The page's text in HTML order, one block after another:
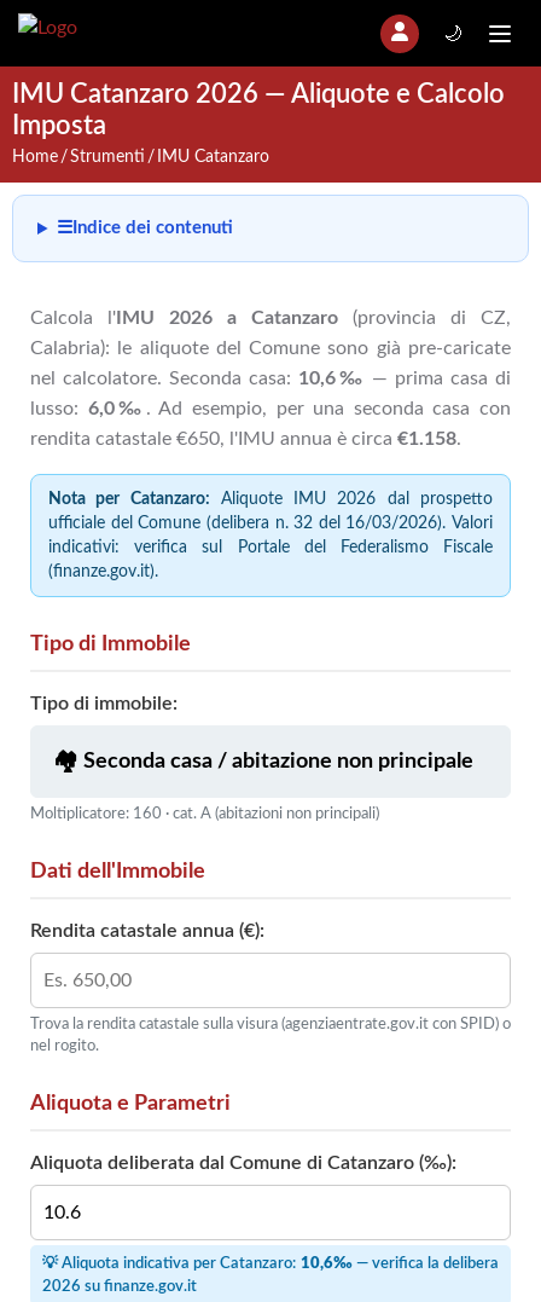
🌙
IMU Catanzaro 2026 — Aliquote e Calcolo
Imposta
Home Strumenti IMU Catanzaro
☰ Indice dei contenuti
Calcola l' IMU 2026 a Catanzaro (provincia di CZ,
Calabria): le aliquote del Comune sono già pre-caricate
nel calcolatore. Seconda casa: 10,6‰ — prima casa di
lusso: 6,0‰ . Ad esempio, per una seconda casa con
rendita catastale €650, l'IMU annua è circa €1.158.
Nota per Catanzaro: Aliquote IMU 2026 dal prospetto
ufficiale del Comune (delibera n. 32 del 16/03/2026). Valori
indicativi: verifica sul Portale del Federalismo Fiscale
(finanze.gov.it).
Tipo di Immobile
Tipo di immobile:
Moltiplicatore: 160 · cat. A (abitazioni non principali)
Dati dell'Immobile
Rendita catastale annua (€):
Trova la rendita catastale sulla visura (agenziaentrate.gov.it con SPID) o
nel rogito.
Aliquota e Parametri
Aliquota deliberata dal Comune di Catanzaro (‰):
💡 Aliquota indicativa per Catanzaro: 10,6‰— verifica la delibera
2026 su finanze.gov.it